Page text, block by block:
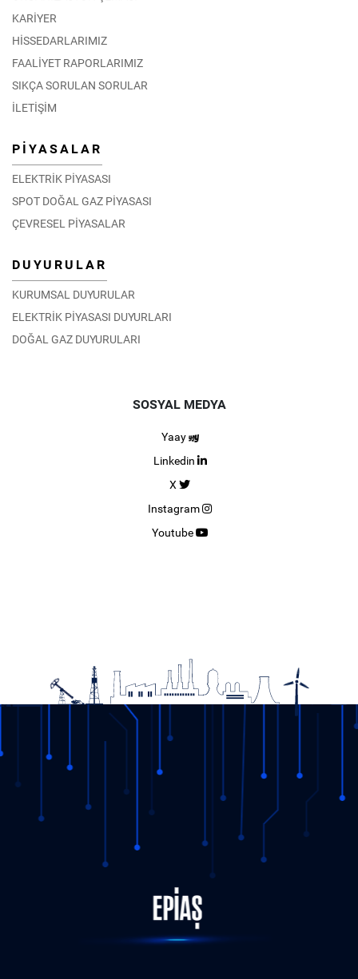
KARİYER
HİSSEDARLARIMIZ
FAALİYET RAPORLARIMIZ
SIKÇA SORULAN SORULAR
İLETİŞİM
PİYASALAR
ELEKTRİK PİYASASI
SPOT DOĞAL GAZ PİYASASI
ÇEVRESEL PİYASALAR
DUYURULAR
KURUMSAL DUYURULAR
ELEKTRİK PİYASASI DUYURLARI
DOĞAL GAZ DUYURULARI
SOSYAL MEDYA
Yaay
Linkedin
X
Instagram
Youtube